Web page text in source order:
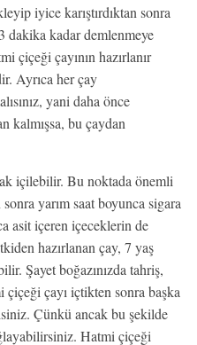
iyice karıştırdıktan sonra
dakika kadar demlenmeye
çiçeği çayının hazırlanır
Ayrıca her çay
yani daha önce
kalmışsa, bu çaydan
içilebilir. Bu noktada önemli
yarım saat boyunca sigara
asit içeren içeceklerin de
hazırlanan çay, 7 yaş
Şayet boğazınızda tahriş,
çayı içtikten sonra başka
Çünkü ancak bu şekilde
Hatmi çiçeği